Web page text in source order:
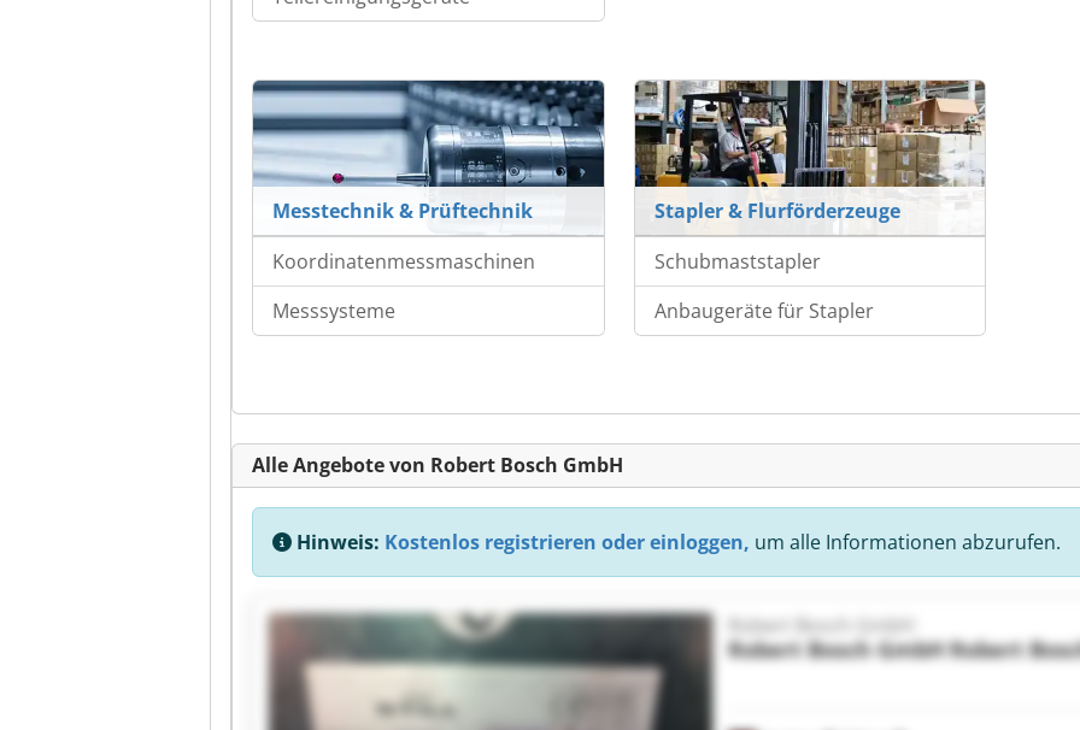
Messtechnik & Prüftechnik
Koordinatenmessmaschinen
Messsysteme
Stapler & Flurförderzeuge
Schubmaststapler
Anbaugeräte für Stapler
Alle Angebote von Robert Bosch GmbH
Hinweis: Kostenlos registrieren oder einloggen, um alle Informationen abzurufen.
Robert Bosch GmbH
Robert Bosch GmbHRobert